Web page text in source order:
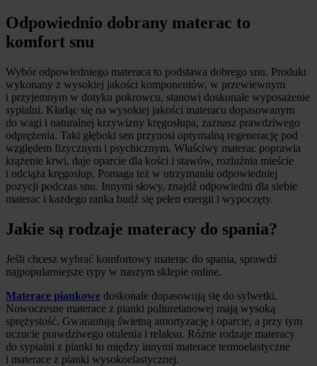
Odpowiednio dobrany materac to
komfort snu
Wybór odpowiedniego materaca to podstawa dobrego snu. Produkt
wykonany z wysokiej jakości komponentów, w przewiewnym
i przyjemnym w dotyku pokrowcu, stanowi doskonałe wyposażenie
sypialni. Kładąc się na wysokiej jakości materacu dopasowanym
do wagi i naturalnej krzywizny kręgosłupa, zaznasz prawdziwego
odprężenia. Taki głęboki sen przynosi optymalną regenerację pod
względem fizycznym i psychicznym. Właściwy materac poprawia
krążenie krwi, daje oparcie dla kości i stawów, rozluźnia mieście
i odciąża kręgosłup. Pomaga też w utrzymaniu odpowiedniej
pozycji podczas snu. Innymi słowy, znajdź odpowiedni dla siebie
materac i każdego ranka budź się pełen energii i wypoczęty.
Jakie są rodzaje materacy do spania?
Jeśli chcesz wybrać komfortowy materac do spania, sprawdź
najpopularniejsze typy w naszym sklepie online.
Materace piankowe doskonale dopasowują się do sylwetki.
Nowoczesne materace z pianki poliuretanowej mają wysoką
sprężystość. Gwarantują świetną amortyzację i oparcie, a przy tym
uczucie prawdziwego otulenia i relaksu. Różne rodzaje materacy
do sypialni z pianki to między innymi materace termoelastyczne
i materace z pianki wysokoelastycznej.